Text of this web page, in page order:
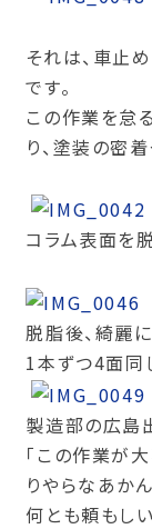
それは、車止
です。
この作業を怠
り、塗装の密
コラム表面を
脱脂後、綺麗
1本ずつ4面同
製造部の広島
「この作業が
りやらなあかん
何とも頼もし